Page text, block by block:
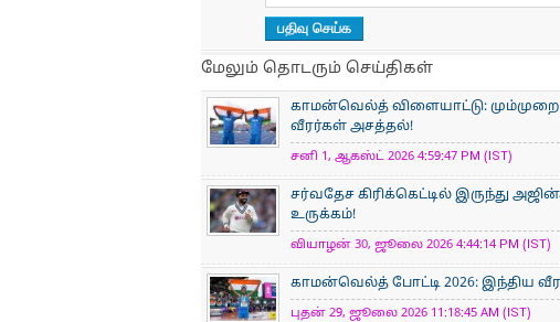
மேலும் தொடரும் செய்திகள்
காமன்வெல்த் விளையாட்டு: மும்முறை
வீரர்கள் அசத்தல்!
சனி 1, ஆகஸ்ட் 2026 4:59:47 PM (IST)
சர்வதேச கிரிக்கெட்டில் இருந்து
உருக்கம்!
வியாழன் 30, ஜூலை 2026 4:44:14 PM (IST)
காமன்வெல்த் போட்டி 2026: இந்திய
புதன் 29, ஜூலை 2026 11:18:45 AM (IST)